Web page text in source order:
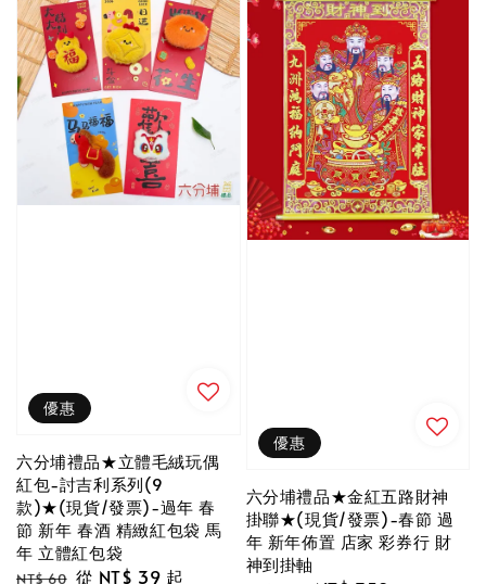
優惠
六分埔禮品★立體毛絨玩偶
紅包-討吉利系列(9
款)★(現貨/發票)-過年 春
節 新年 春酒 精緻紅包袋 馬
年 立體紅包袋
Regular
NT$ 60 Sale
從 NT$ 39 起
優惠
六分埔禮品★金紅五路財神
掛聯★(現貨/發票)-春節 過
年 新年佈置 店家 彩券行 財
神到掛軸